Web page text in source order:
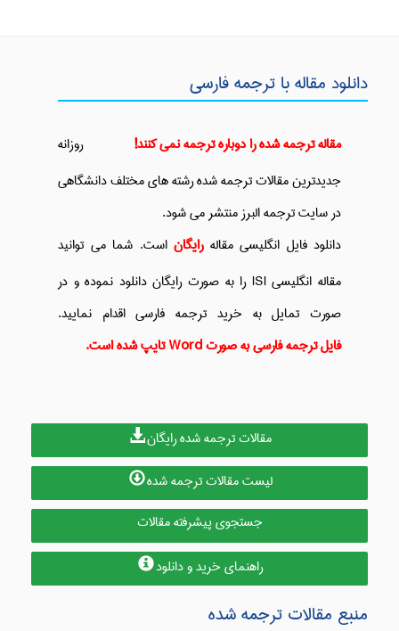
دانلود مقاله با ترجمه فارسی
مقاله ترجمه شده را دوباره ترجمه نمی کنند! روزانه
جدیدترین مقالات ترجمه شده رشته های مختلف دانشگاهی
در سایت ترجمه البرز منتشر می شود.
دانلود فایل انگلیسی مقالهرایگان است. شما می توانید
مقاله انگلیسی ISI را به صورت رایگان دانلود نموده و در
صورت تمایل به خرید ترجمه فارسی اقدام نمایید.
فایل ترجمه فارسی به صورت Word تایپ شده است.
مقالات ترجمه شده رایگان
لیست مقالات ترجمه شده
جستجوی پیشرفته مقالات
راهنمای خرید و دانلود
منبع مقالات ترجمه شده